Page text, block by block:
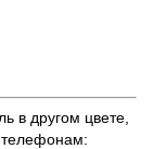
в другом цвете,